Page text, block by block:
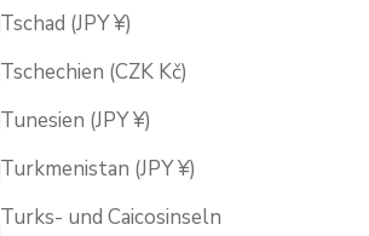
Tschad (JPY ¥)
Tschechien (CZK Kč)
Tunesien (JPY ¥)
Turkmenistan (JPY ¥)
Turks- und Caicosinseln